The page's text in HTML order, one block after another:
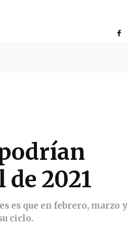
2021
es que en febrero, marzo y
ciclo.